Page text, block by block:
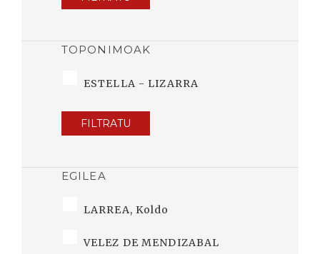
TOPONIMOAK
ESTELLA - LIZARRA
FILTRATU
EGILEA
LARREA, Koldo
VELEZ DE MENDIZABAL